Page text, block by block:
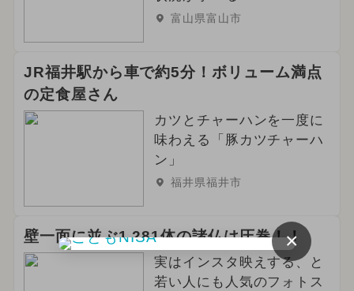
富山県富山市
JR福井駅から車で約5分！ボリューム満点
の定食屋さん
カツとチャーハンを一度に
味わえる「豚カツチャーハ
ン」
福井県福井市
壁一面に並ぶ1,281体の諸仏は圧巻！！
実はインスタ映えする、と
若い人にも人気のフォトス
×